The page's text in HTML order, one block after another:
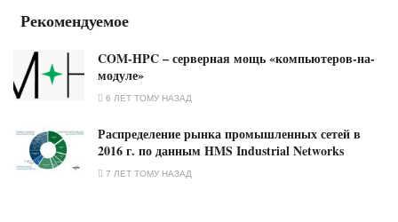
Рекомендуемое
COM-HPC – серверная мощь «компьютеров-на-
модуле»
6 ЛЕТ ТОМУ НАЗАД
Распределение рынка промышленных сетей в
2016 г. по данным HMS Industrial Networks
7 ЛЕТ ТОМУ НАЗАД